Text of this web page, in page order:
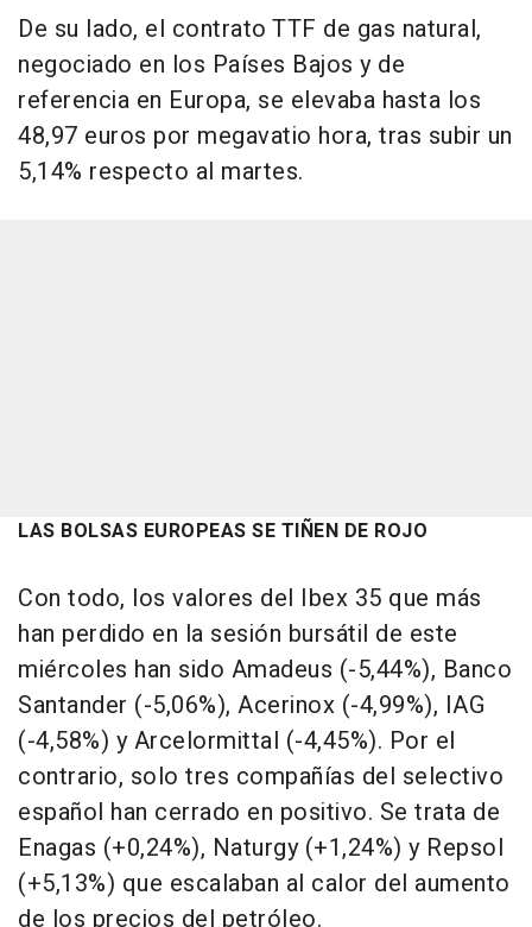
De su lado, el contrato TTF de gas natural,
negociado en los Países Bajos y de
referencia en Europa, se elevaba hasta los
48,97 euros por megavatio hora, tras subir un
5,14% respecto al martes.
LAS BOLSAS EUROPEAS SE TIÑEN DE ROJO
Con todo, los valores del Ibex 35 que más
han perdido en la sesión bursátil de este
miércoles han sido Amadeus (-5,44%), Banco
Santander (-5,06%), Acerinox (-4,99%), IAG
(-4,58%) y Arcelormittal (-4,45%). Por el
contrario, solo tres compañías del selectivo
español han cerrado en positivo. Se trata de
Enagas (+0,24%), Naturgy (+1,24%) y Repsol
(+5,13%) que escalaban al calor del aumento
de los precios del petróleo.